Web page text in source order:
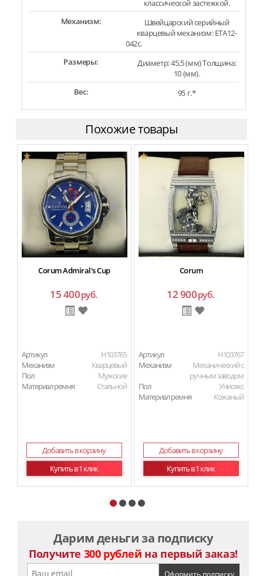
классической застежкой.
Механизм:
Швейцарский серийный
кварцевый механизм: ETA12-
042c.
Размеры:
Диаметр: 45,5 (мм) Толщина:
10 (мм).
Вес:
95 г.*
Похожие товары
Corum Admiral's Cup
15 400руб.
Артикул
H103765
Механизм
Кварцевый
Пол
Мужские
Материал ремня
Стальной
Добавить в корзину
Купить в 1 клик
Corum
12 900руб.
Артикул
H103767
Механизм
Механический с
ручным заводом
Пол
Унисекс
Материал ремня
Кожаный
Добавить в корзину
Купить в 1 клик
Дарим деньги за подписку
Получите 300 рублей на первый заказ!